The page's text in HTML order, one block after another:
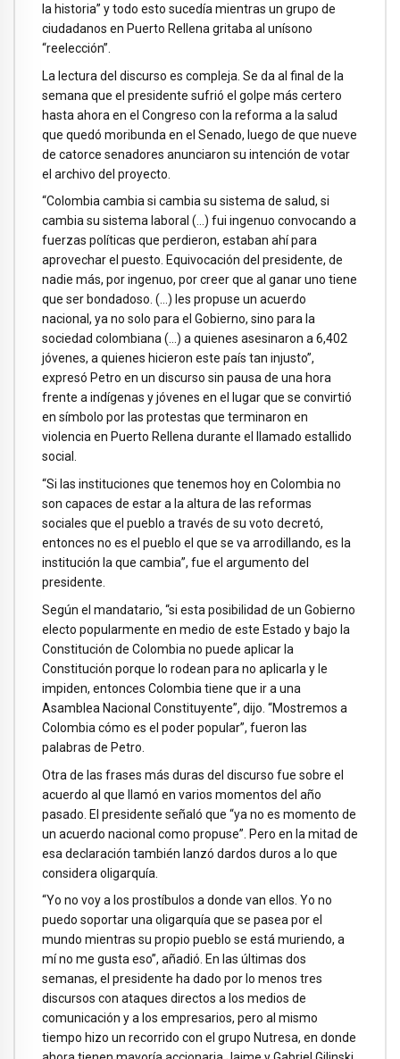
la historia” y todo esto sucedía mientras un grupo de
ciudadanos en Puerto Rellena gritaba al unísono
“reelección”.
La lectura del discurso es compleja. Se da al final de la
semana que el presidente sufrió el golpe más certero
hasta ahora en el Congreso con la reforma a la salud
que quedó moribunda en el Senado, luego de que nueve
de catorce senadores anunciaron su intención de votar
el archivo del proyecto.
“Colombia cambia si cambia su sistema de salud, si
cambia su sistema laboral (…) fui ingenuo convocando a
fuerzas políticas que perdieron, estaban ahí para
aprovechar el puesto. Equivocación del presidente, de
nadie más, por ingenuo, por creer que al ganar uno tiene
que ser bondadoso. (…) les propuse un acuerdo
nacional, ya no solo para el Gobierno, sino para la
sociedad colombiana (…) a quienes asesinaron a 6,402
jóvenes, a quienes hicieron este país tan injusto”,
expresó Petro en un discurso sin pausa de una hora
frente a indígenas y jóvenes en el lugar que se convirtió
en símbolo por las protestas que terminaron en
violencia en Puerto Rellena durante el llamado estallido
social.
“Si las instituciones que tenemos hoy en Colombia no
son capaces de estar a la altura de las reformas
sociales que el pueblo a través de su voto decretó,
entonces no es el pueblo el que se va arrodillando, es la
institución la que cambia”, fue el argumento del
presidente.
Según el mandatario, “si esta posibilidad de un Gobierno
electo popularmente en medio de este Estado y bajo la
Constitución de Colombia no puede aplicar la
Constitución porque lo rodean para no aplicarla y le
impiden, entonces Colombia tiene que ir a una
Asamblea Nacional Constituyente”, dijo. “Mostremos a
Colombia cómo es el poder popular”, fueron las
palabras de Petro.
Otra de las frases más duras del discurso fue sobre el
acuerdo al que llamó en varios momentos del año
pasado. El presidente señaló que “ya no es momento de
un acuerdo nacional como propuse”. Pero en la mitad de
esa declaración también lanzó dardos duros a lo que
considera oligarquía.
“Yo no voy a los prostíbulos a donde van ellos. Yo no
puedo soportar una oligarquía que se pasea por el
mundo mientras su propio pueblo se está muriendo, a
mí no me gusta eso”, añadió. En las últimas dos
semanas, el presidente ha dado por lo menos tres
discursos con ataques directos a los medios de
comunicación y a los empresarios, pero al mismo
tiempo hizo un recorrido con el grupo Nutresa, en donde